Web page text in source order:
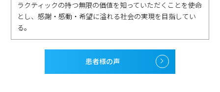
ラクティックの持つ無限の価値を知っていただくことを使命
とし、感謝・感動・希望に溢れる社会の実現を目指してい
る。
患者様の声